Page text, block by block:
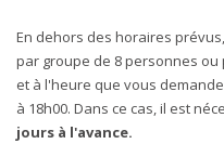
En dehors des horaires
par groupe de 8 personnes
et à l'heure que vous
à 18h00. Dans ce cas, il est
jours à l'avance.